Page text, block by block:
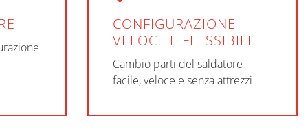
CONFIGURAZIONE
VELOCE E FLESSIBILE
Cambio parti del saldatore
facile, veloce e senza attrezzi